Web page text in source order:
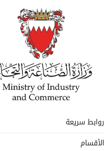
روابط سريعة
الأقسام